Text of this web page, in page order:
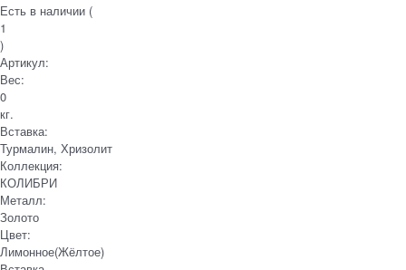
Есть в наличии (
1
)
Артикул:
Вес:
0
кг.
Вставка:
Турмалин, Хризолит
Коллекция:
КОЛИБРИ
Металл:
Золото
Цвет:
Лимонное(Жёлтое)